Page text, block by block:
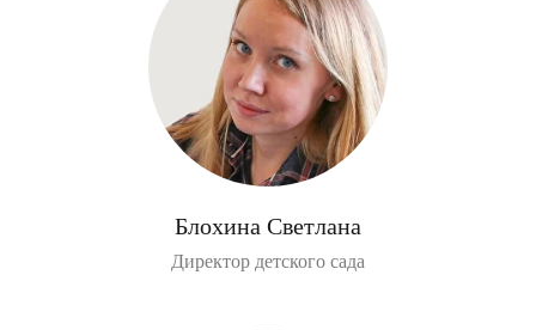
Блохина Светлана
Директор детского сада